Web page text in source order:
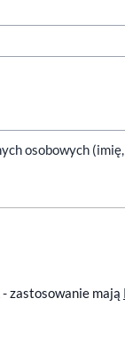
osobowych
zastosowanie mają